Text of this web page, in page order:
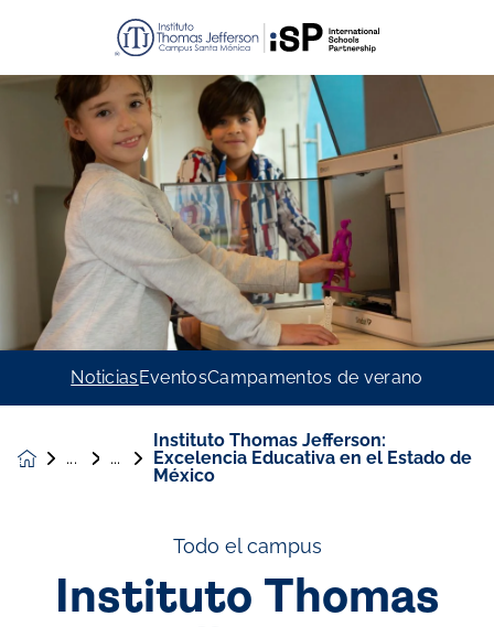
NoticiasEventosCampamentos de verano
Instituto Thomas Jefferson:
Excelencia Educativa en el Estado de
México
Todo el campus
Instituto Thomas